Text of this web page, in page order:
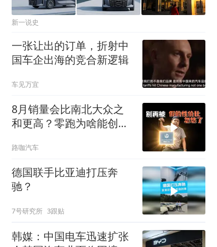
新一说史
一张让出的订单，折射中
国车企出海的竞合新逻辑
车见万宜
8月销量会比南北大众之
和更高？零跑为啥能创造
路咖汽车
德国联手比亚迪打压奔
驰？
7号研究所 3跟贴
韩媒：中国电车迅速扩张